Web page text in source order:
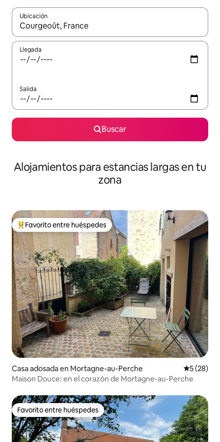
Ubicación
Cuando los resultados estén disponibles, podrás navegar
Llegada
Salida
Buscar
Alojamientos para estancias largas en tu
zona
De los mejores en Favorito entre huéspedes
Favorito entre huéspedes
Casa adosada en Mortagne-au-Perche
5 (28)
Maison Douce: en el corazón de Mortagne-au-Perche
Favorito entre huéspedes
Favorito entre huéspedes